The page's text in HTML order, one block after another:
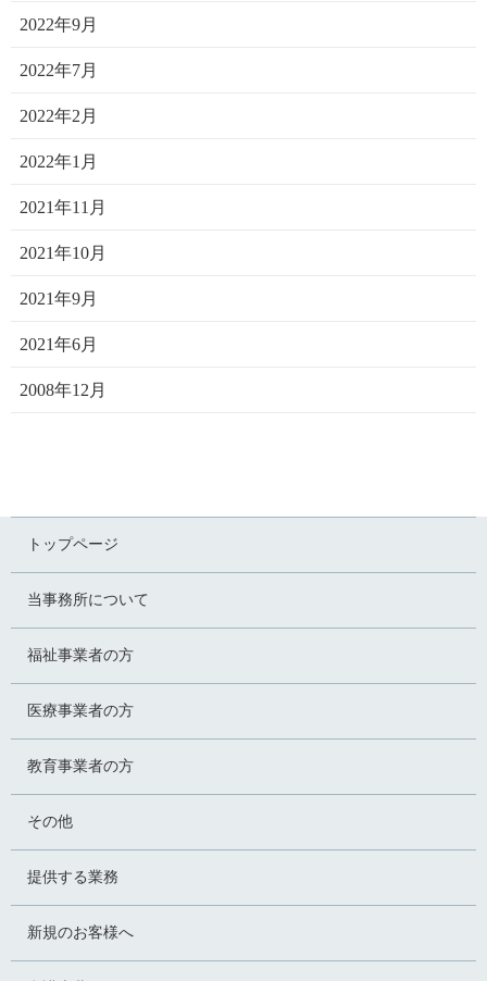
2022年9月
2022年7月
2022年2月
2022年1月
2021年11月
2021年10月
2021年9月
2021年6月
2008年12月
トップページ
当事務所について
福祉事業者の方
医療事業者の方
教育事業者の方
その他
提供する業務
新規のお客様へ